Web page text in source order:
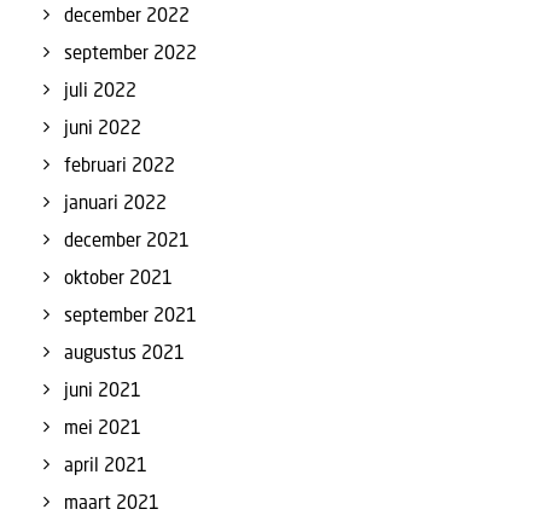
december 2022
september 2022
juli 2022
juni 2022
februari 2022
januari 2022
december 2021
oktober 2021
september 2021
augustus 2021
juni 2021
mei 2021
april 2021
maart 2021